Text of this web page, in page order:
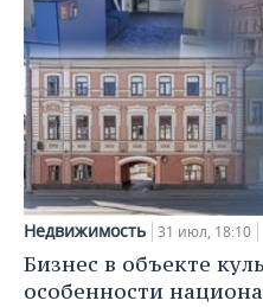
Недвижимость 31 июл, 18:10
Бизнес в объекте
особенности